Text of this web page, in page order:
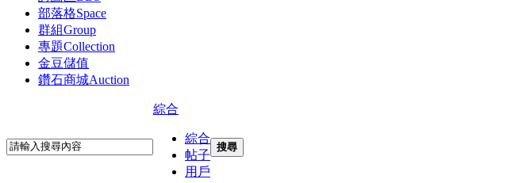
部落格Space
群組Group
專題Collection
金豆儲值
鑽石商城Auction
綜合
綜合
帖子
用戶
搜尋